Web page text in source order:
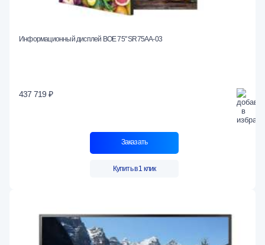
Информационный дисплей BOE 75" SR75AA-03
437 719 ₽
Заказать
Купить в 1 клик